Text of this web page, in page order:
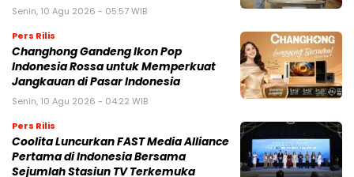
Senin, 10 Agu 2026 - 05:57 WIB
Pers Rilis
Changhong Gandeng Ikon Pop
Indonesia Rossa untuk Memperkuat
Jangkauan di Pasar Indonesia
Senin, 10 Agu 2026 - 04:22 WIB
Pers Rilis
Coolita Luncurkan FAST Media Alliance
Pertama di Indonesia Bersama
Sejumlah Stasiun TV Terkemuka